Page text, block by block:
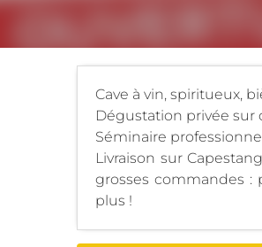
Cave à vin, spiritueux,
Dégustation privée sur
Séminaire
Livraison sur
grosses commandes :
plus !